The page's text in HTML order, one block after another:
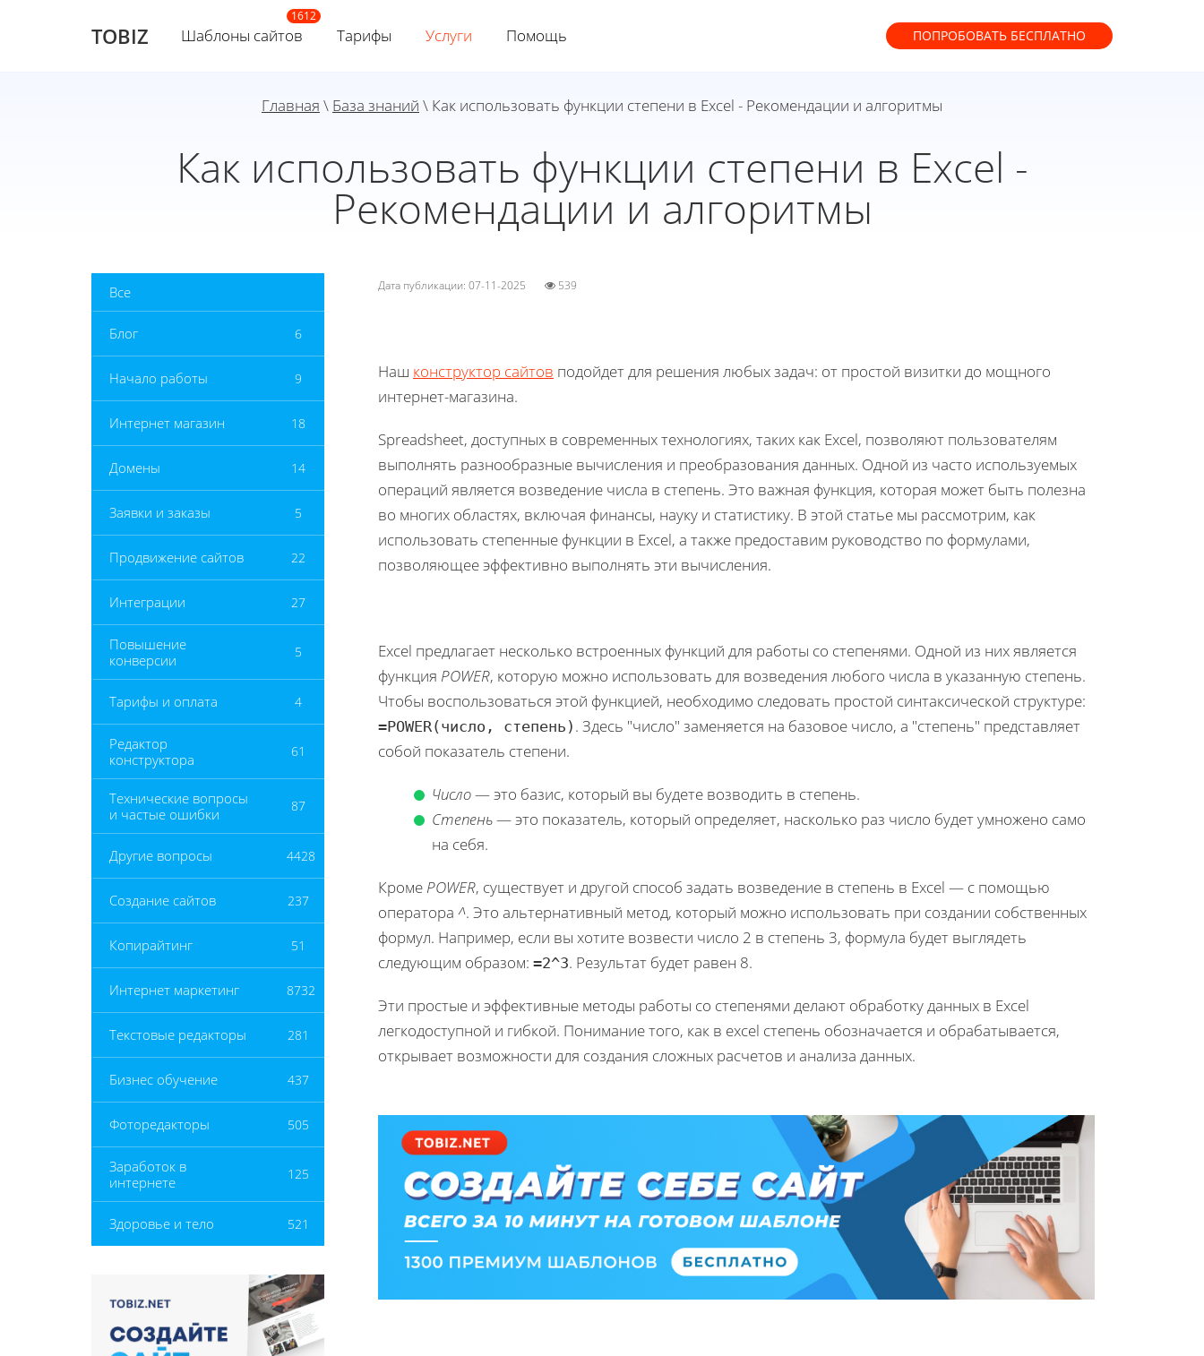
TOBIZ Шаблоны сайтов Тарифы Услуги Помощь ПОПРОБОВАТЬ БЕСПЛАТНО
Главная \ База знаний \ Как использовать функции степени в Excel - Рекомендации и алгоритмы
Как использовать функции степени в Excel -
Рекомендации и алгоритмы
Все
Блог 6
Начало работы 9
Интернет магазин 18
Домены 14
Заявки и заказы 5
Продвижение сайтов 22
Интеграции 27
Повышение
конверсии
5
Тарифы и оплата 4
Редактор
конструктора
61
Технические вопросы
и частые ошибки
87
Другие вопросы 4428
Создание сайтов 237
Копирайтинг 51
Интернет маркетинг 8732
Текстовые редакторы 281
Бизнес обучение 437
Фоторедакторы 505
Заработок в
интернете
125
Здоровье и тело 521
Дата публикации: 07-11-2025 539
Наш конструктор сайтов подойдет для решения любых задач: от простой визитки до мощного
интернет-магазина.
Spreadsheet, доступных в современных технологиях, таких как Excel, позволяют пользователям
выполнять разнообразные вычисления и преобразования данных. Одной из часто используемых
операций является возведение числа в степень. Это важная функция, которая может быть полезна
во многих областях, включая финансы, науку и статистику. В этой статье мы рассмотрим, как
использовать степенные функции в Excel, а также предоставим руководство по формулами,
позволяющее эффективно выполнять эти вычисления.
Excel предлагает несколько встроенных функций для работы со степенями. Одной из них является
функция POWER, которую можно использовать для возведения любого числа в указанную степень.
Чтобы воспользоваться этой функцией, необходимо следовать простой синтаксической структуре:
=POWER(число, степень) . Здесь "число" заменяется на базовое число, а "степень" представляет
собой показатель степени.
Число— это базис, который вы будете возводить в степень.
Степень— это показатель, который определяет, насколько раз число будет умножено само
на себя.
Кроме POWER, существует и другой способ задать возведение в степень в Excel — с помощью
оператора ^. Это альтернативный метод, который можно использовать при создании собственных
формул. Например, если вы хотите возвести число 2 в степень 3, формула будет выглядеть
следующим образом: =2^3. Результат будет равен 8.
Эти простые и эффективные методы работы со степенями делают обработку данных в Excel
легкодоступной и гибкой. Понимание того, как в excel степень обозначается и обрабатывается,
открывает возможности для создания сложных расчетов и анализа данных.